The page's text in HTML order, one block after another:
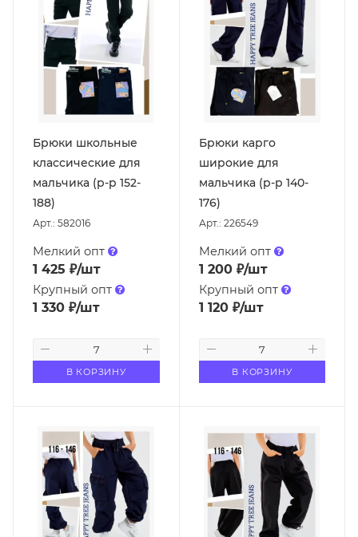
Брюки школьные
классические для
мальчика (р-р 152-
188)
Арт.: 582016
Мелкий опт
1 425 ₽/шт
Крупный опт
1 330 ₽/шт
В КОРЗИНУ
Брюки карго
широкие для
мальчика (р-р 140-
176)
Арт.: 226549
Мелкий опт
1 200₽/шт
Крупный опт
1 120₽/шт
В КОРЗИНУ